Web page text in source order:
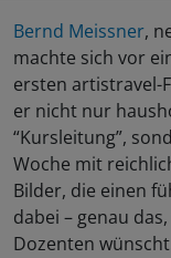
Bernd Meissner,
machte sich vor
ersten artistravel-
er nicht nur
“Kursleitung”,
Woche mit
Bilder, die einen
dabei – genau
Dozenten